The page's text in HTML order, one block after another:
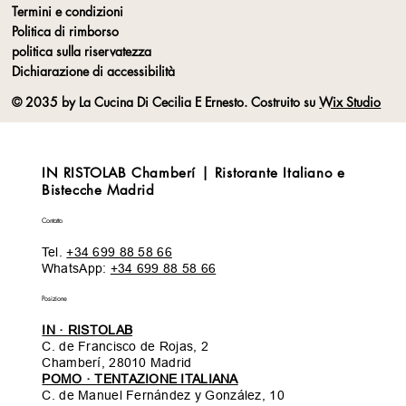
Termini e condizioni
Politica di rimborso
politica sulla riservatezza
Dichiarazione di accessibilità
© 2035 by La Cucina Di Cecilia E Ernesto. Costruito suWix Studio
IN RISTOLAB Chamberí | Ristorante Italiano e
Bistecche Madrid
Contatto
Tel.+34 699 88 58 66
WhatsApp: +34 699 88 58 66
Posizione
IN · RISTOLAB
C. de Francisco de Rojas, 2
Chamberí, 28010 Madrid
POMO · TENTAZIONE ITALIANA
C. de Manuel Fernández y González, 10